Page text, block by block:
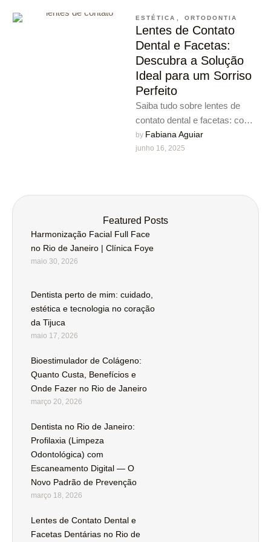
ESTÉTICA ORTODONTIA
Lentes de Contato
Dental e Facetas:
Descubra a Solução
Ideal para um Sorriso
Perfeito
Saiba tudo sobre lentes de
contato dental e facetas: como
funcionam, seus benefícios,
mitos e o processo para …
by Fabiana Aguiar
junho 16, 2025
Featured Posts
Harmonização Facial Full Face
no Rio de Janeiro | Clínica Foye
maio 30, 2026
Dentista perto de mim: cuidado,
estética e tecnologia no coração
da Tijuca
maio 17, 2026
Bioestimulador de Colágeno:
Quanto Custa, Benefícios e
Onde Fazer no Rio de Janeiro
março 20, 2026
Dentista no Rio de Janeiro:
Profilaxia (Limpeza
Odontológica) com
Escaneamento Digital — O
Novo Padrão de Prevenção
março 18, 2026
Lentes de Contato Dental e
Facetas Dentárias no Rio de